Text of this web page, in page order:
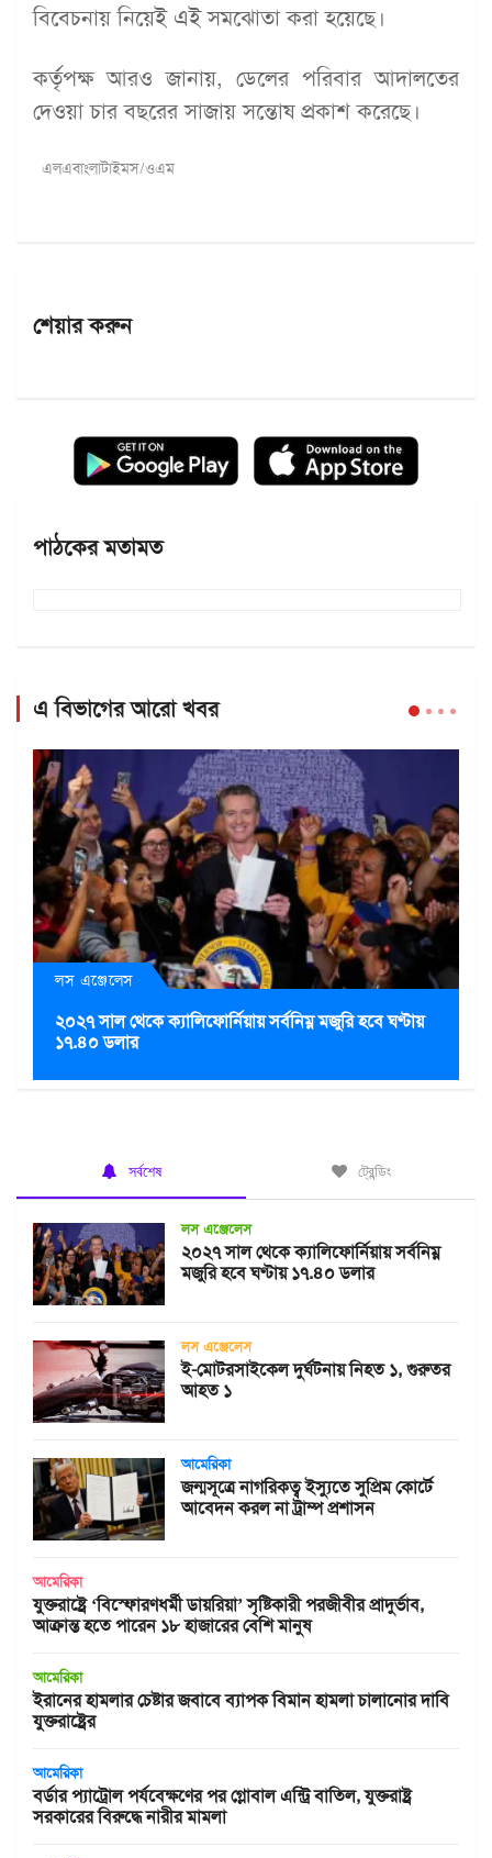
বিবেচনায় নিয়েই এই সমঝোতা করা হয়েছে।
কর্তৃপক্ষ আরও জানায়, ডেলের পরিবার আদালতের
দেওয়া চার বছরের সাজায় সন্তোষ প্রকাশ করেছে।
এলএবাংলাটাইমস/ওএম
শেয়ার করুন
পাঠকের মতামত
এ বিভাগের আরো খবর
লস এঞ্জেলেস
২০২৭ সাল থেকে ক্যালিফোর্নিয়ায় সর্বনিম্ন মজুরি হবে ঘণ্টায়
১৭.৪০ ডলার
সর্বশেষ ট্রেন্ডিং
লস এঞ্জেলেস
২০২৭ সাল থেকে ক্যালিফোর্নিয়ায় সর্বনিম্ন
মজুরি হবে ঘণ্টায় ১৭.৪০ ডলার
লস এঞ্জেলেস
ই-মোটরসাইকেল দুর্ঘটনায় নিহত ১, গুরুতর
আহত ১
আমেরিকা
জন্মসূত্রে নাগরিকত্ব ইস্যুতে সুপ্রিম কোর্টে
আবেদন করল না ট্রাম্প প্রশাসন
আমেরিকা
যুক্তরাষ্ট্রে ‘বিস্ফোরণধর্মী ডায়রিয়া’ সৃষ্টিকারী পরজীবীর প্রাদুর্ভাব,
আক্রান্ত হতে পারেন ১৮ হাজারের বেশি মানুষ
আমেরিকা
ইরানের হামলার চেষ্টার জবাবে ব্যাপক বিমান হামলা চালানোর দাবি
যুক্তরাষ্ট্রের
আমেরিকা
বর্ডার প্যাট্রোল পর্যবেক্ষণের পর গ্লোবাল এন্ট্রি বাতিল, যুক্তরাষ্ট্র
সরকারের বিরুদ্ধে নারীর মামলা